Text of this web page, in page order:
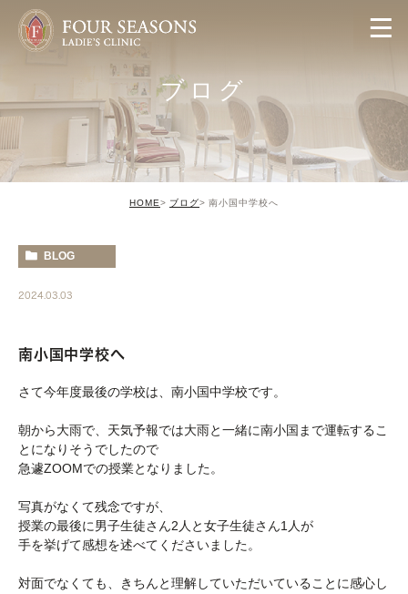
ブログ
HOME ブログ 南小国中学校へ
BLOG
2024.03.03
南小国中学校へ
さて今年度最後の学校は、南小国中学校です。
朝から大雨で、天気予報では大雨と一緒に南小国まで運転するこ
とになりそうでしたので
急遽ZOOMでの授業となりました。
写真がなくて残念ですが、
授業の最後に男子生徒さん2人と女子生徒さん1人が
手を挙げて感想を述べてくださいました。
対面でなくても、きちんと理解していただいていることに感心し